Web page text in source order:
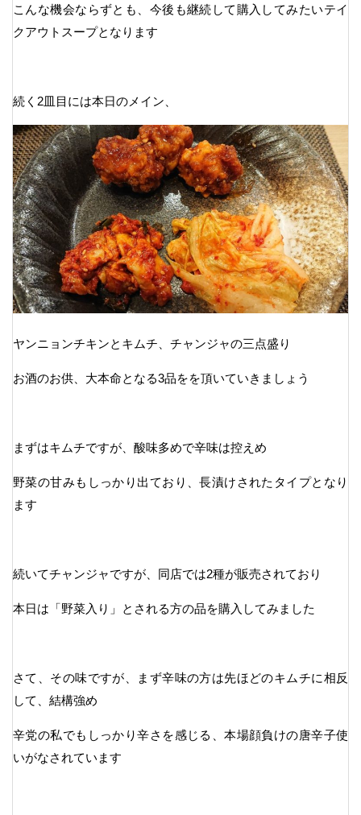
こんな機会ならずとも、今後も継続して購入してみたいテイ
クアウトスープとなります
続く2皿目には本日のメイン、
ヤンニョンチキンとキムチ、チャンジャの三点盛り
お酒のお供、大本命となる3品をを頂いていきましょう
まずはキムチですが、酸味多めで辛味は控えめ
野菜の甘みもしっかり出ており、長漬けされたタイプとなり
ます
続いてチャンジャですが、同店では2種が販売されており
本日は「野菜入り」とされる方の品を購入してみました
さて、その味ですが、まず辛味の方は先ほどのキムチに相反
して、結構強め
辛党の私でもしっかり辛さを感じる、本場顔負けの唐辛子使
いがなされています